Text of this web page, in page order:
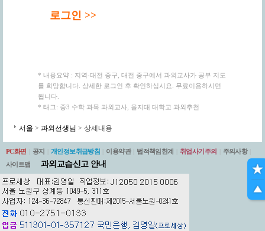
로그인 >>
* 내용요약 : 지역-대전 중구, 대전 중구에서 과외교사가 공부 지도
를 희망합니다. 상세한 로그인 후 확인하십시요. 무료이용하시면
됩니다.
* 태그: 중3 수학 과목 과외교사, 을지대 대학교 과외추천
서울 > 과외선생님 > 상세내용
PC화면 공지 개인정보취급방침 이용약관 법적책임한계 취업사기주의 주의사항
사이트맵
과외교습신고 안내